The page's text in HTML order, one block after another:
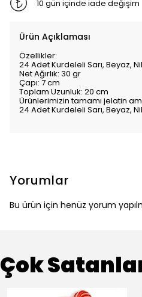
10 gün içinde iade değişim
Ürün Açıklaması
Özellikler:
24 Adet Kurdeleli Sarı, Beyaz,
Net Ağırlık: 30 gr
Çapı: 7 cm
Toplam Uzunluk: 20 cm
Ürünlerimizin tamamı jelatin
24 Adet Kurdeleli Sarı, Beyaz,
Yorumlar
Bu ürün için henüz yorum
Çok